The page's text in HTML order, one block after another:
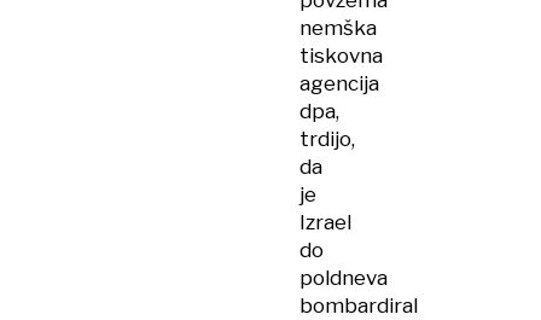
nemška
tiskovna
agencija
dpa,
trdijo,
da
je
Izrael
do
poldneva
bombardiral